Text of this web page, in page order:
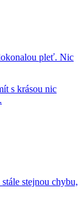
pleť. Nic
s krásou nic
stejnou chybu,